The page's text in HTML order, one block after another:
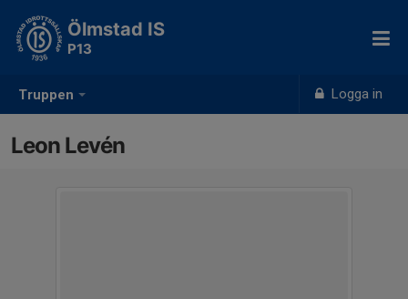
Truppen Logga in
Ölmstad IS
P13
Leon Levén